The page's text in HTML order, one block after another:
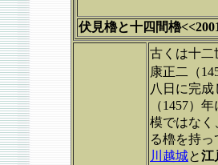
伏見櫓と十四間櫓
古くは十二
康正二（
八日に完成
（1457）
模ではなく
る櫓を持
川越城と江